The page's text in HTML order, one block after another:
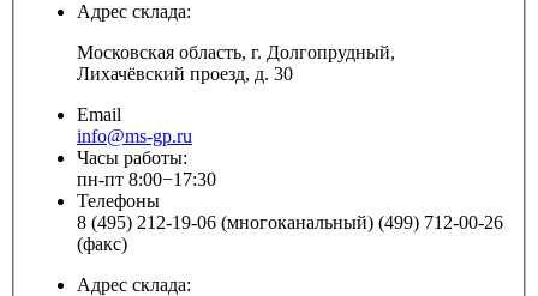
Адрес склада:
Московская область, г. Долгопрудный,
Лихачёвский проезд, д. 30
Email
info@ms-gp.ru
Часы работы:
пн-пт 8:00−17:30
Телефоны
8 (495) 212-19-06 (многоканальный) (499) 712-00-26
(факс)
Адрес склада: